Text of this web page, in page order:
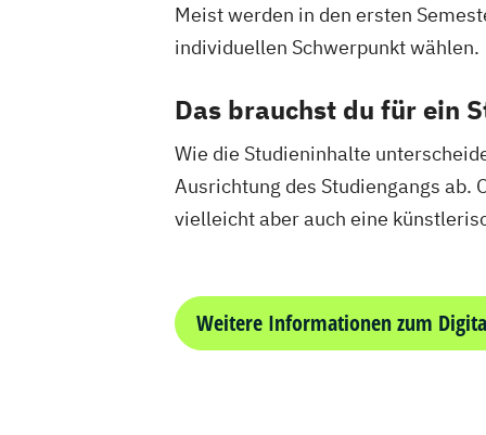
Meist werden in den ersten
individuellen Schwerpunkt wählen.
Das brauchst du für ein
Wie die Studieninhalte
Ausrichtung des Studiengangs ab.
vielleicht aber auch eine
Weitere Informationen zum